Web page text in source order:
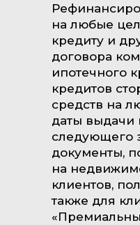
на любые
кредиту и
договора
ипотечного
кредитов
средств на
даты выдачи
следующего
документы,
на
клиентов,
также для